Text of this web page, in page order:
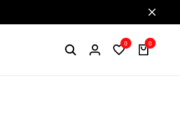
de alto rendimiento y bikepacking
0 0